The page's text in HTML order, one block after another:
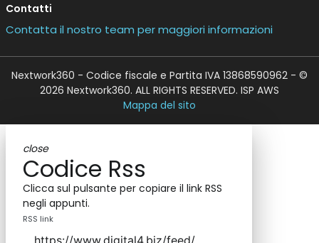
Contatti
Contatta il nostro team per maggiori informazioni
Nextwork360 - Codice fiscale e Partita IVA 13868590962 - ©
2026 Nextwork360. ALL RIGHTS RESERVED. ISP AWS
Mappa del sito
close
Codice Rss
Clicca sul pulsante per copiare il link RSS
negli appunti.
RSS link